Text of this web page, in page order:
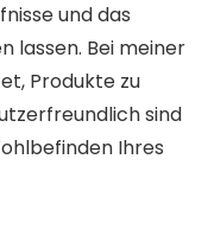
und das
lassen. Bei meiner
Produkte zu
sind
Ihres